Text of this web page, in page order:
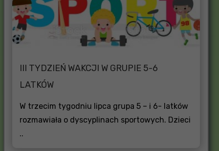
III TYDZIEŃ WAKCJI W GRUPIE 5-6
LATKÓW
W trzecim tygodniu lipca grupa 5 – i 6- latków
rozmawiała o dyscyplinach sportowych. Dzieci
..